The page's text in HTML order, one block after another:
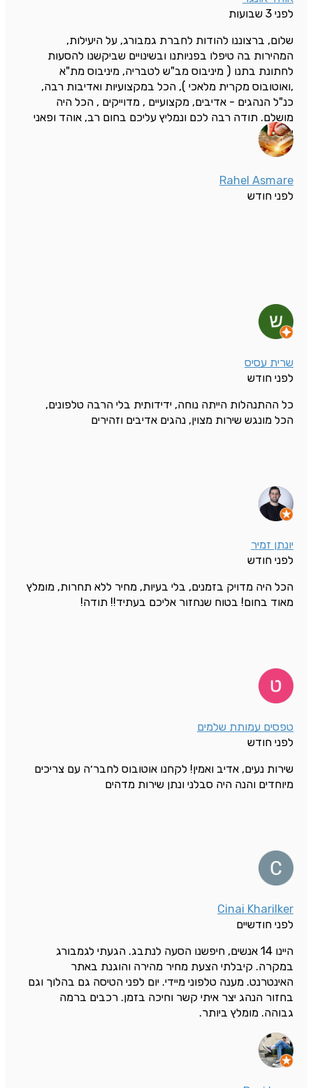
לפני 3 שבועות
שלום, ברצוננו להודות לחברת גמבורג, על היעילות,
המהירות בה טיפלו בפניותנו ובשינויים שביקשנו להסעות
לחתונת בתנו ( מיניבוס מב"ש לטבריה, מיניבוס מת"א
,ואוטובוס מקרית מלאכי ), הכל במקצועיות ואדיבות רבה,
כנ"ל הנהגים - אדיבים, מקצועיים , מדוייקים , הכל היה
מושלם. תודה רבה לכם ונמליץ עליכם בחום רב, אוהד ופאני
אונגר
Rahel Asmare
לפני חודש
שרית עסיס
לפני חודש
כל ההתנהלות הייתה נוחה, ידידותית בלי הרבה טלפונים,
הכל מונגש שירות מצוין, נהגים אדיבים וזהירים
יונתן זמיר
לפני חודש
הכל היה מדויק בזמנים, בלי בעיות, מחיר ללא תחרות, מומלץ
מאוד בחום! בטוח שנחזור אליכם בעתיד!! תודה!
טפסים עמותת שלמים
לפני חודש
שירות נעים, אדיב ואמין! לקחנו אוטובוס לחבר׳ה עם צריכים
מיוחדים והנה היה סבלני ונתן שירות מדהים
Cinai Kharilker
לפני חודשיים
היינו 14 אנשים, חיפשנו הסעה לנתבג. הגעתי לגמבורג
במקרה. קיבלתי הצעת מחיר מהירה והוגנת באתר
האינטרנט. מענה טלפוני מיידי. יום לפני הטיסה גם בהלוך וגם
בחזור הנהג יצר איתי קשר וחיכה בזמן. רכבים ברמה
גבוהה. מומלץ ביותר.